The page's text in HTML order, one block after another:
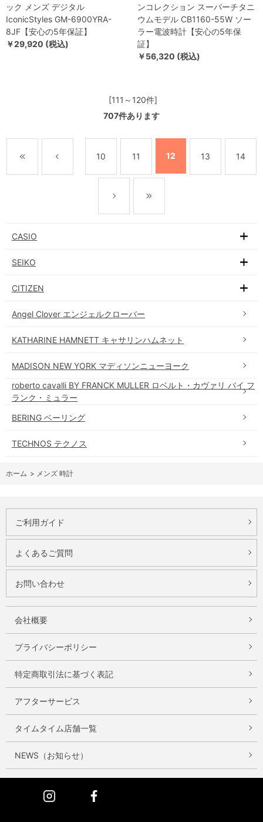
ック メンズ デジタル
IconicStyles GM-6900YRA-
8JF【安心の5年保証】
￥29,920 (税込)
ンコレクション スーパーチタニ
ウムモデル CB1160-55W ソー
ラー電波時計【安心の5年保
証】
￥56,320 (税込)
[111～120件]
707件あります
10 11 12 13 14
CASIO
SEIKO
CITIZEN
Angel Clover エンジェルクローバー
KATHARINE HAMNETT キャサリンハムネット
MADISON NEW YORK マディソンニューヨーク
roberto cavalli BY FRANCK MULLER ロベルト・カヴァリ バイ フ
ランク・ミュラー
BERING ベーリング
TECHNOS テクノス
ホーム > メンズ 時計
ご利用ガイド
よくあるご質問
お問い合わせ
会社概要
プライバシーポリシー
特定商取引法に基づく表記
アフターサービス
タイムタイム店舗一覧
NEWS（お知らせ）
Instagram